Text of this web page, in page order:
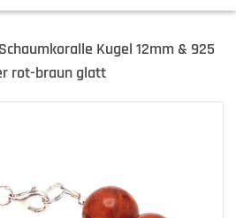
Kugel 12mm & 925
rot-braun glatt